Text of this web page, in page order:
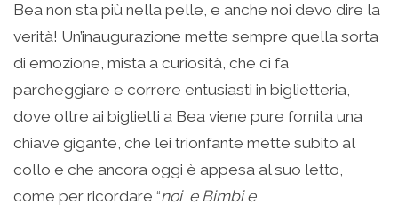
Bea non sta più nella pelle, e anche noi devo dire la
verità! Un’inaugurazione mette sempre quella sorta
di emozione, mista a curiosità, che ci fa
parcheggiare e correre entusiasti in biglietteria,
dove oltre ai biglietti a Bea viene pure fornita una
chiave gigante, che lei trionfante mette subito al
collo e che ancora oggi è appesa al suo letto,
come per ricordare “noi e Bimbi e